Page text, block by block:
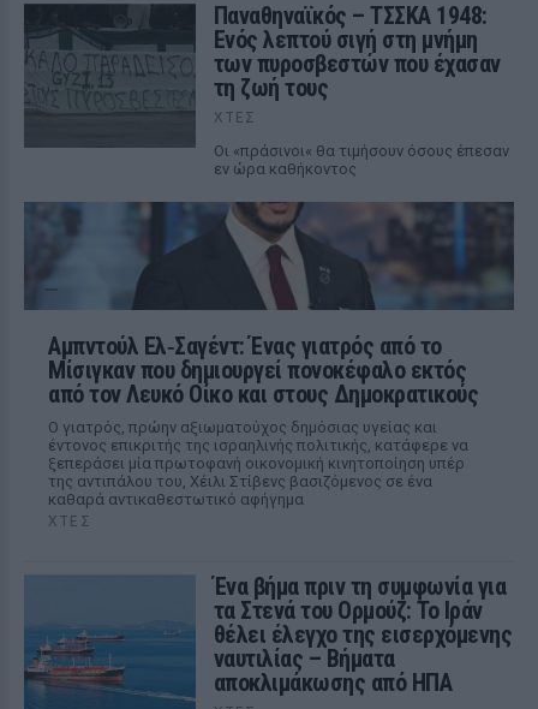
Παναθηναϊκός – ΤΣΣΚΑ 1948:
Ενός λεπτού σιγή στη μνήμη
των πυροσβεστών που έχασαν
τη ζωή τους
ΧΤΕΣ
Οι «πράσινοι« θα τιμήσουν όσους έπεσαν
εν ώρα καθήκοντος
Αμπντούλ Ελ‑Σαγέντ: Ένας γιατρός από το
Μίσιγκαν που δημιουργεί πονοκέφαλο εκτός
από τον Λευκό Οίκο και στους Δημοκρατικούς
Ο γιατρός, πρώην αξιωματούχος δημόσιας υγείας και
έντονος επικριτής της ισραηλινής πολιτικής, κατάφερε να
ξεπεράσει μία πρωτοφανή οικονομική κινητοποίηση υπέρ
της αντιπάλου του, Χέιλι Στίβενς βασιζόμενος σε ένα
καθαρά αντικαθεστωτικό αφήγημα
ΧΤΕΣ
Ένα βήμα πριν τη συμφωνία για
τα Στενά του Ορμούζ: Το Ιράν
θέλει έλεγχο της εισερχόμενης
ναυτιλίας – Βήματα
αποκλιμάκωσης από ΗΠΑ